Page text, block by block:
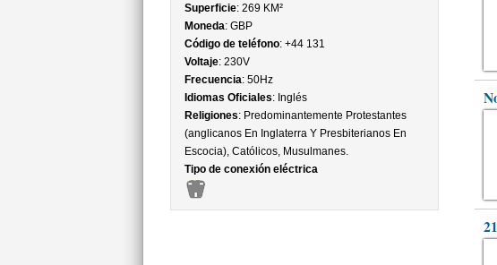
Superficie: 269 KM²
Moneda: GBP
Código de teléfono: +44 131
Voltaje: 230V
Frecuencia: 50Hz
Idiomas Oficiales: Inglés
Religiones: Predominantemente Protestantes
(anglicanos En Inglaterra Y Presbiterianos En
Escocia), Católicos, Musulmanes.
Tipo de conexión eléctrica